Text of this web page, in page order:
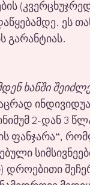
ეს
გარანტიას.
ხანში
2-დან 3
ფანჯარა“,
დროებითი